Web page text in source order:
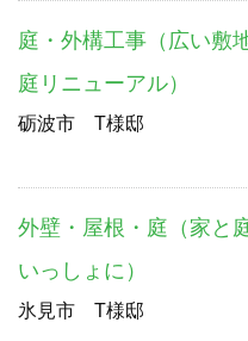
庭・外構工事（広い敷
庭リニューアル）
砺波市 T様邸
外壁・屋根・庭（家と
いっしょに）
氷見市 T様邸